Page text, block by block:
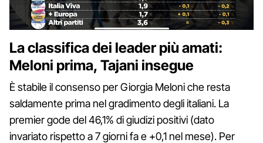
La classifica dei leader più amati:
Meloni prima, Tajani insegue
È stabile il consenso per Giorgia Meloni che resta
saldamente prima nel gradimento degli italiani. La
premier gode del 46,1% di giudizi positivi (dato
invariato rispetto a 7 giorni fa e +0,1 nel mese). Per